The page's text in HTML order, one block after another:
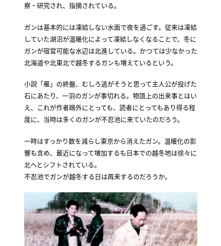
察・研究され、指摘されている。
ガンは基本的には凍結しない水面で夜を過ごす。従来は凍結
していた湖沼が温暖化によって凍結しなくなることで、冬に
ガンが宿営可能な水辺は北進している。かつては少なかった
北海道や北東北で越冬するガンも増えているという。
小説「雁」の終盤、むしろ逃がそうと思って主人公が投げた
石にあたり、一羽のガンが事切れる。物語上の出来事とはい
え、これが作者鴎外にとっても、読者にとってもあり得る程
度に、当時は多くのガンが不忍池に来ていたのだろう。
一時はすっかり数を減らし東京から消えたガン。温暖化の影
響も含め、最近になって増加するも日本での越冬地は徐々に
北へとシフトされている。
不忍池でガンが越冬する日は再来するのだろうか。